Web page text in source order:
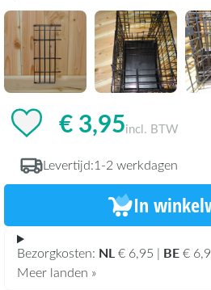
€ 3,95incl. BTW
Levertijd:1-2 werkdagen
In
Bezorgkosten: NL€ 6,95 | BE€
Meer landen »